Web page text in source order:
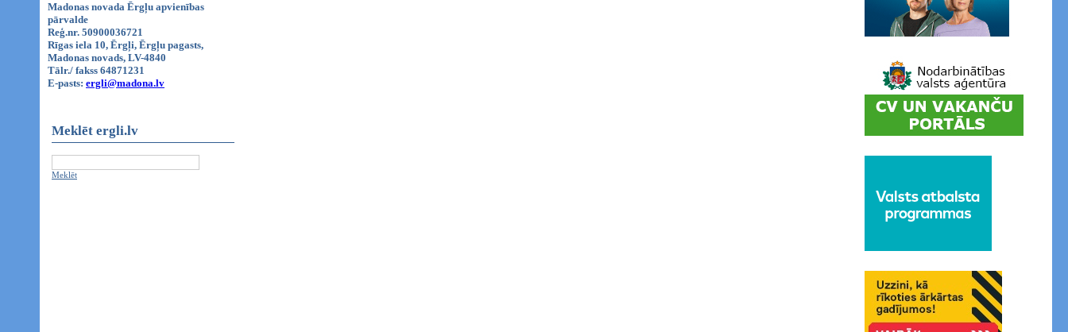
Madonas novada Ērgļu apvienības
pārvalde
Reģ.nr. 50900036721
Rīgas iela 10, Ērgļi, Ērgļu pagasts,
Madonas novads, LV-4840
Tālr./ fakss 64871231
E-pasts: ergli@madona.lv
Meklēt ergli.lv
Meklēt